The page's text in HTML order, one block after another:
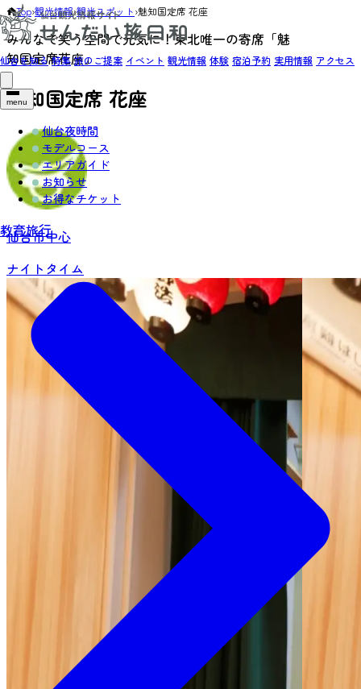
仙台を知る 特集 旅のご提案 イベント 観光情報 体験 宿泊予約 実用情報 アクセス
menu
仙台夜時間
モデルコース
エリアガイド
お知らせ
お得なチケット
教育旅行
Top›観光情報›観光スポット›魅知国定席 花座
みんなで笑う空間で元気に！東北唯一の寄席「魅
知国定席花座」
魅知国定席 花座
仙台市中心
ナイトタイム